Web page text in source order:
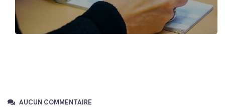
AUCUN COMMENTAIRE